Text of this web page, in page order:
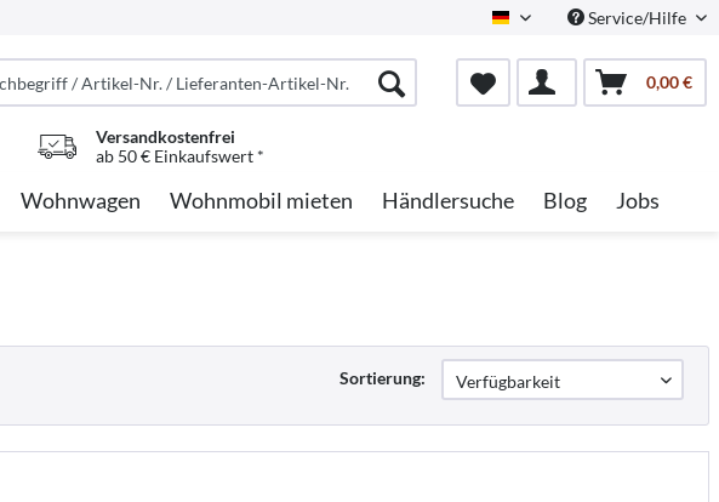
German Service/Hilfe
0,00 €
Versandkostenfrei
ab 50 € Einkaufswert *
Wohnwagen Wohnmobil mieten Händlersuche Blog Jobs
Sortierung: